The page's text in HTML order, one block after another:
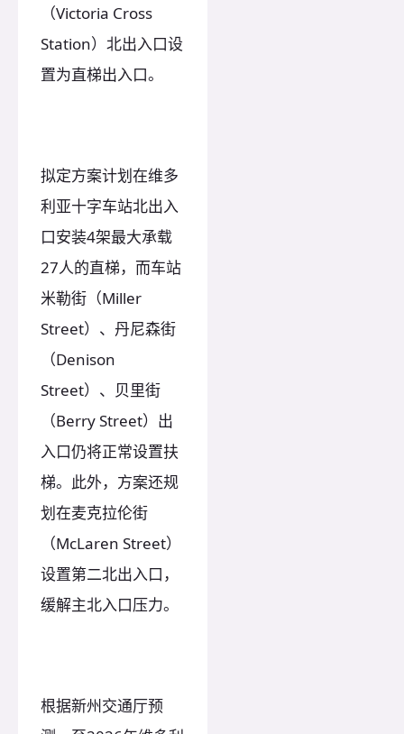
（Victoria Cross
Station）北出入口设
置为直梯出入口。
拟定方案计划在维多
利亚十字车站北出入
口安装4架最大承载
27人的直梯，而车站
米勒街（Miller
Street）、丹尼森街
（Denison
Street）、贝里街
（Berry Street）出
入口仍将正常设置扶
梯。此外，方案还规
划在麦克拉伦街
（McLaren Street）
设置第二北出入口，
缓解主北入口压力。
根据新州交通厅预